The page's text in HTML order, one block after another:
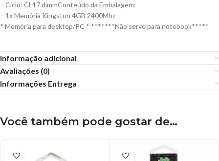
– Ciclo: CL17 dimmConteúdo da Embalagem:
– 1x Memória Kingston 4GB 2400Mhz
* Memória para desktop/PC * *******Não serve para notebook*****
Informação adicional
Avaliações (0)
Informações Entrega
Você também pode gostar de…